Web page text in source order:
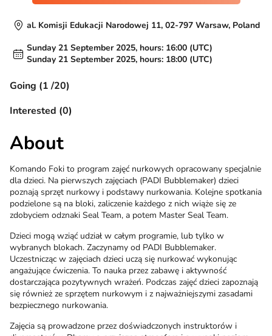
al. Komisji Edukacji Narodowej 11, 02-797 Warsaw, Poland
Sunday 21 September 2025, hours: 16:00 (UTC)
Sunday 21 September 2025, hours: 18:00 (UTC)
Going (1 /20)
Interested (0)
About
Komando Foki to program zajęć nurkowych opracowany specjalnie
dla dzieci. Na pierwszych zajęciach (PADI Bubblemaker) dzieci
poznają sprzęt nurkowy i podstawy nurkowania. Kolejne spotkania
podzielone są na bloki, zaliczenie każdego z nich wiąże się ze
zdobyciem odznaki Seal Team, a potem Master Seal Team.
Dzieci mogą wziąć udział w całym programie, lub tylko w
wybranych blokach. Zaczynamy od PADI Bubblemaker.
Uczestnicząc w zajęciach dzieci uczą się nurkować wykonując
angażujące ćwiczenia. To nauka przez zabawę i aktywność
dostarczająca pozytywnych wrażeń. Podczas zajęć dzieci zapoznają
się również ze sprzętem nurkowym i z najważniejszymi zasadami
bezpiecznego nurkowania.
Zajęcia są prowadzone przez doświadczonych instruktorów i